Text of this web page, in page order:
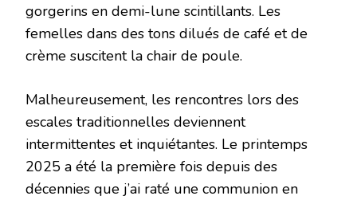
gorgerins en demi-lune scintillants. Les
femelles dans des tons dilués de café et de
crème suscitent la chair de poule.
Malheureusement, les rencontres lors des
escales traditionnelles deviennent
intermittentes et inquiétantes. Le printemps
2025 a été la première fois depuis des
décennies que j’ai raté une communion en